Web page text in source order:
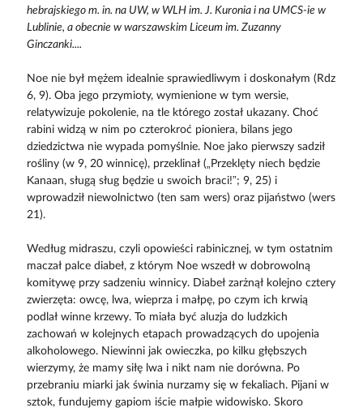
hebrajskiego m. in. na UW, w WLH im. J. Kuronia i na UMCS-ie w
Lublinie, a obecnie w warszawskim Liceum im. Zuzanny
Ginczanki....
Noe nie był mężem idealnie sprawiedliwym i doskonałym (Rdz
6, 9). Oba jego przymioty, wymienione w tym wersie,
relatywizuje pokolenie, na tle którego został ukazany. Choć
rabini widzą w nim po czterokroć pioniera, bilans jego
dziedzictwa nie wypada pomyślnie. Noe jako pierwszy sadził
rośliny (w 9, 20 winnicę), przeklinał („Przeklęty niech będzie
Kanaan, sługą sług będzie u swoich braci!”; 9, 25) i
wprowadził niewolnictwo (ten sam wers) oraz pijaństwo (wers
21).
Według midraszu, czyli opowieści rabinicznej, w tym ostatnim
maczał palce diabeł, z którym Noe wszedł w dobrowolną
komitywę przy sadzeniu winnicy. Diabeł zarżnął kolejno cztery
zwierzęta: owcę, lwa, wieprza i małpę, po czym ich krwią
podlał winne krzewy. To miała być aluzja do ludzkich
zachowań w kolejnych etapach prowadzących do upojenia
alkoholowego. Niewinni jak owieczka, po kilku głębszych
wierzymy, że mamy siłę lwa i nikt nam nie dorówna. Po
przebraniu miarki jak świnia nurzamy się w fekaliach. Pijani w
sztok, fundujemy gapiom iście małpie widowisko. Skoro